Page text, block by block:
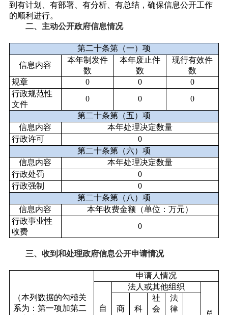
到有计划、有部署、有分析、有总结，确保信息公开工作
的顺利进行。
二、主动公开政府信息情况
第二十条第（一）项
信息内容
本年制发件
数
本年废止件
数
现行有效件
数
规章
0 0
0
行政规范性
文件
0 0
0
第二十条第（五）项
信息内容
本年处理决定数量
行政许可
0
第二十条第（六）项
信息内容
本年处理决定数量
行政处罚
0
行政强制
0
第二十条第（八）项
信息内容
本年收费金额（单位：万元）
行政事业性
收费
0
三、收到和处理政府信息公开申请情况
（本列数据的勾稽关
系为：第一项加第二
申请人情况
自
法人或其他组织
商 科
社
会
法
律